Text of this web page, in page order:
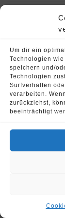
Um dir ein
Technologien
speichern und/
Technologien
Surfverhalten
verarbeiten.
zurückziehst,
beeinträchtigt
© 2026